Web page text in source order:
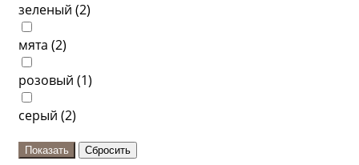
зеленый (2)
мята (2)
розовый (1)
серый (2)